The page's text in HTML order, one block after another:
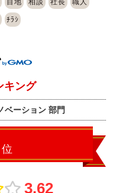
目地 相談 社長 職人
ﾁﾗｼ